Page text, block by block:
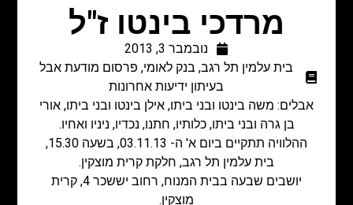
מרדכי בינטו ז"ל
נובמבר 3, 2013
בית עלמין תל רגב, בנק לאומי, פרסום מודעת אבל
בעיתון ידיעות אחרונות
אבלים: משה בינטו ובני ביתו, אילן בינטו ובני ביתו, אורי
בן גרה ובני ביתו, כלותיו, חתנו, נכדיו, ניניו ואחיו.
ההלוויה תתקיים ביום א' ה- 03.11.13, בשעה 15.30,
בית עלמין תל רגב, חלקת קרית מוצקין.
יושבים שבעה בבית המנוח, רחוב יששכר 4, קרית
מוצקין.